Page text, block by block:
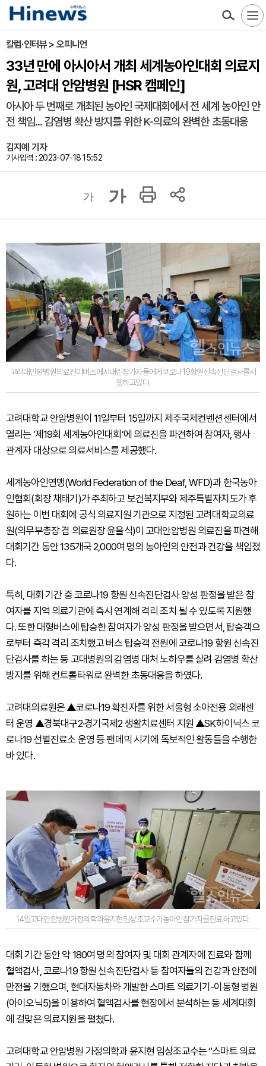
칼럼·인터뷰 > 오피니언
33년 만에 아시아서 개최 세계농아인대회 의료지
원, 고려대 안암병원 [HSR 캠페인]
아시아 두 번째로 개최된 농아인 국제대회에서 전 세계 농아인 안
전 책임... 감염병 확산 방지를 위한 K-의료의 완벽한 초동대응
김지예 기자
기사입력 : 2023-07-18 15:52
가 가
고려대안암병원의료진이버스에서내린참가자들에게코로나19항원신속진단검사를시
행하고있다.
고려대학교 안암병원이 11일부터 15일까지 제주국제컨벤션센터에서
열리는 ‘제19회 세계농아인대회’에 의료진을 파견하여 참여자, 행사
관계자 대상으로 의료서비스를 제공했다.
세계농아인연맹(World Federation of the Deaf, WFD)과 한국농아
인협회(회장 채태기)가 주최하고 보건복지부와 제주특별자치도가 후
원하는 이번 대회에 공식 의료지원 기관으로 지정된 고려대학교의료
원(의무부총장 겸 의료원장 윤을식)이 고대안암병원 의료진을 파견해
대회기간 동안 135개국 2,000여 명의 농아인의 안전과 건강을 책임졌
다.
특히, 대회 기간 중 코로나19 항원 신속진단검사 양성 판정을 받은 참
여자를 지역 의료기관에 즉시 연계해 격리 조치 될 수 있도록 지원했
다. 또한 대형버스에 탑승한 참여자가 양성 판정을 받으면서, 탑승객으
로부터 즉각 격리 조치했고 버스 탑승객 전원에 코로나19 항원 신속진
단검사를 하는 등 고대병원의 감염병 대처 노하우를 살려 감염병 확산
방지를 위해 컨트롤타워로 완벽한 초동대응을 하였다.
고려대의료원은 ▲코로나19 확진자를 위한 서울형 소아전용 외래센
터 운영 ▲경북대구2·경기국제2 생활치료센터 지원 ▲SK하이닉스 코
로나19 선별진료소 운영 등 팬데믹 시기에 독보적인 활동들을 수행한
바 있다.
14일고대안암병원가정의학과윤지현임상조교수가농아인참가자를진료하고있다.
대회 기간 동안 약 180여 명의 참여자 및 대회 관계자에 진료와 함께
혈액검사, 코로나19 항원 신속진단검사 등 참여자들의 건강과 안전에
만전을 기했으며, 현대자동차와 개발한 스마트 의료기기-이동형 병원
(아이오닉5)을 이용하여 혈액검사를 현장에서 분석하는 등 세계대회
에 걸맞은 의료지원을 펼쳤다.
고려대학교 안암병원 가정의학과 윤지현 임상조교수는 “스마트 의료